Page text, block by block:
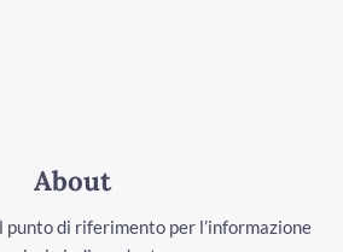
About
punto di riferimento per l’informazione